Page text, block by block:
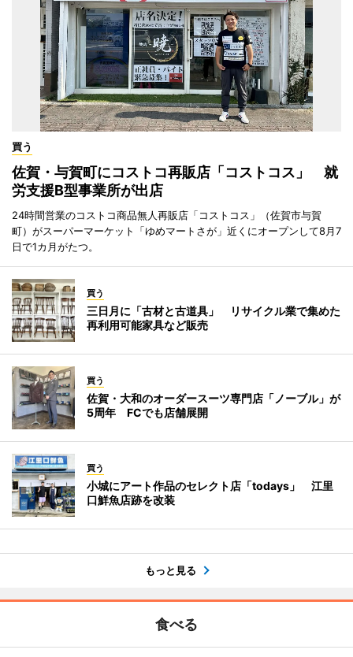
買う
佐賀・与賀町にコストコ再販店「コストコス」 就
労支援B型事業所が出店
24時間営業のコストコ商品無人再販店「コストコス」（佐賀市与賀
町）がスーパーマーケット「ゆめマートさが」近くにオープンして8月7
日で1カ月がたつ。
買う
三日月に「古材と古道具」 リサイクル業で集めた
再利用可能家具など販売
買う
佐賀・大和のオーダースーツ専門店「ノーブル」が
5周年 FCでも店舗展開
買う
小城にアート作品のセレクト店「todays」 江里
口鮮魚店跡を改装
もっと見る
食べる